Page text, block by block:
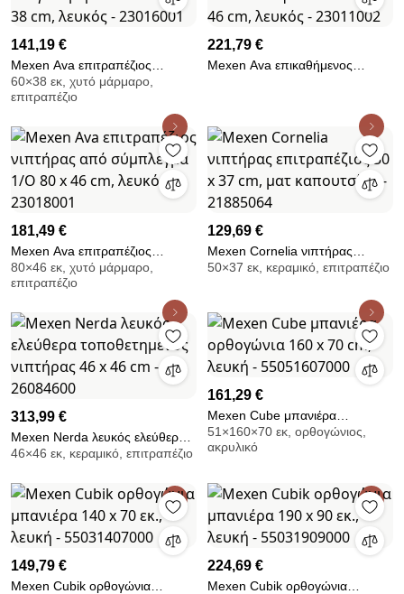
141,19 €
Mexen Ava επιτραπέζιος
νιπτήρας από κονγκλομεράτο
1/O 60 x 38 cm, λευκός -
60×38 εκ, χυτό μάρμαρο,
επιτραπέζιο
221,79 €
Mexen Ava επικαθήμενος
181,49 €
Mexen Ava επιτραπέζιος
νιπτήρας από σύμπλεγμα 1/Ο
80 x 46 cm, λευκός - 23018001
80×46 εκ, χυτό μάρμαρο,
επιτραπέζιο
129,69 €
Mexen Cornelia νιπτήρας
επιτραπέζιος 50 x 37 cm, ματ
50×37 εκ, κεραμικό, επιτραπέζιο
313,99 €
Mexen Nerda λευκός ελεύθερα
τοποθετημένος νιπτήρας 46 x
46×46 εκ, κεραμικό, επιτραπέζιο
161,29 €
Mexen Cube μπανιέρα
ορθογώνια 160 x 70 cm, λευκή -
55051607000
51×160×70 εκ, ορθογώνιος,
ακρυλικό
149,79 €
Mexen Cubik ορθογώνια
224,69 €
Mexen Cubik ορθογώνια